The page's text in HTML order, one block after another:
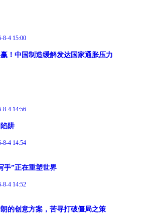
8-4 15:00
！中国制造缓解发达国家通胀压力
8-4 14:56
阱
8-4 14:54
手”正在重塑世界
8-4 14:52
的创意方案，苦寻打破僵局之策